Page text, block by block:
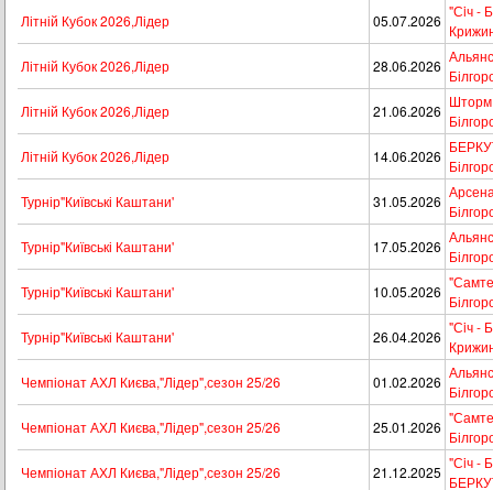
Літній Кубок 2026,Лідер
05.07.2026
"Сiч -
Літній Кубок 2026,Лідер
28.06.2026
Літній Кубок 2026,Лідер
21.06.2026
Літній Кубок 2026,Лідер
14.06.2026
Турнір"Київські Каштани'
31.05.2026
Турнір"Київські Каштани'
17.05.2026
Турнір"Київські Каштани'
10.05.2026
Турнір"Київські Каштани'
26.04.2026
"Сiч -
Чемпіонат АХЛ Києва,"Лідер",сезон 25/26
01.02.2026
Чемпіонат АХЛ Києва,"Лідер",сезон 25/26
25.01.2026
Чемпіонат АХЛ Києва,"Лідер",сезон 25/26
21.12.2025
"Сiч -